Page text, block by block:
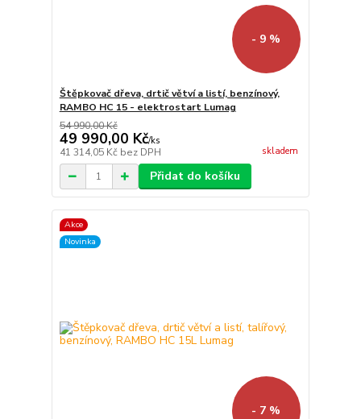
- 9 %
Štěpkovač dřeva, drtič větví a listí, benzínový,
RAMBO HC 15 - elektrostart Lumag
54 990,00 Kč
49 990,00 Kč/ks
41 314,05 Kč bez DPH skladem
Přidat do košíku
Akce
Novinka
- 7 %